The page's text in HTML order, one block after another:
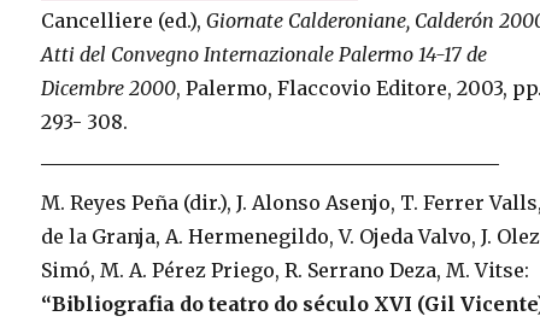
Cancelliere (ed.),Giornate Calderoniane, Calderón
Atti del Convegno Internazionale Palermo 14-17 de
Dicembre 2000, Palermo, Flaccovio Editore, 2003,
293- 308.
M. Reyes Peña (dir.), J. Alonso Asenjo, T. Ferrer
de la Granja, A. Hermenegildo, V. Ojeda Valvo, J.
Simó, M. A. Pérez Priego, R. Serrano Deza, M. Vitse:
“Bibliografia do teatro do século XVI (Gil